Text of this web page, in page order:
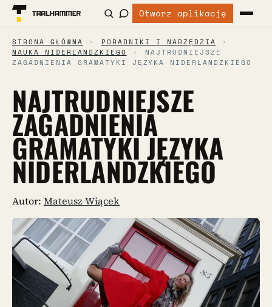
Otwórz aplikację
STRONA GŁÓWNA › PORADNIKI I NARZĘDZIA
›
NAUKA NIDERLANDZKIEGO
›
NAJTRUDNIEJSZE
ZAGADNIENIA GRAMATYKI JĘZYKA NIDERLANDZKIEGO
NAJTRUDNIEJSZE
ZAGADNIENIA
GRAMATYKI JĘZYKA
NIDERLANDZKIEGO
Autor: Mateusz Wiącek